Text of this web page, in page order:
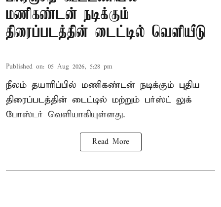
மணிகண்டன் நடிக்கும்
திரைப்படத்தின் டைட்டில் வெளியீடு
Published on: 05 Aug 2026, 5:28 pm
நீலம் தயாரிப்பில் மணிகண்டன் நடிக்கும் புதிய
திரைப்படத்தின் டைட்டில் மற்றும் பர்ஸ்ட் லுக்
போஸ்டர் வெளியாகியுள்ளது.
Read More